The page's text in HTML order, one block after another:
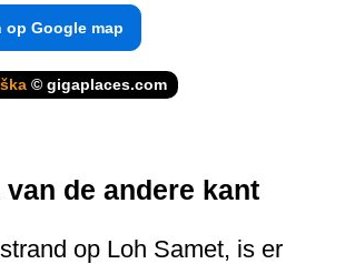
op Google map
© gigaplaces.com
de andere kant
op Loh Samet, is er